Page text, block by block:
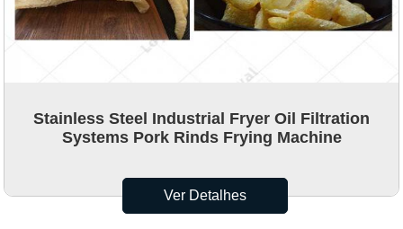
Stainless Steel Industrial Fryer Oil Filtration
Systems Pork Rinds Frying Machine
Ver Detalhes